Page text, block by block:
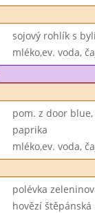
sojový rohlík s
mléko,ev. voda,
pom. z door blue,
paprika
mléko,ev. voda,
polévka
hovězí štěpánská